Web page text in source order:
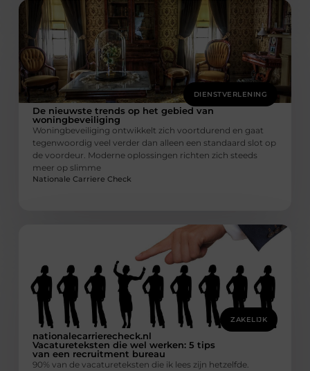
DIENSTVERLENING
De nieuwste trends op het gebied van
woningbeveiliging
Woningbeveiliging ontwikkelt zich voortdurend en gaat
tegenwoordig veel verder dan alleen een standaard slot op
de voordeur. Moderne oplossingen richten zich steeds
meer op slimme
Nationale Carriere Check
ZAKELIJK
nationalecarrierecheck.nl
Vacatureteksten die wel werken: 5 tips
van een recruitment bureau
90% van de vacatureteksten die ik lees zijn hetzelfde.